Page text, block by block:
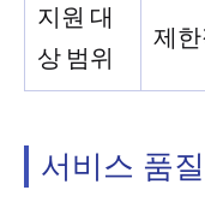
지원 대
상 범위
제한
서비스 품